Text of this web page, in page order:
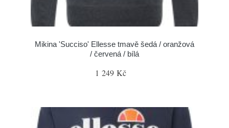
Mikina 'Succiso' Ellesse tmavě šedá / oranžová
/ červená / bílá
1 249 Kč